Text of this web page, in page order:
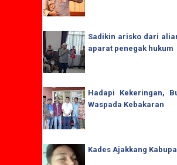
Sadikin arisko dari
aparat penegak hukum
Hadapi Kekeringan,
Waspada Kebakaran
Kades Ajakkang